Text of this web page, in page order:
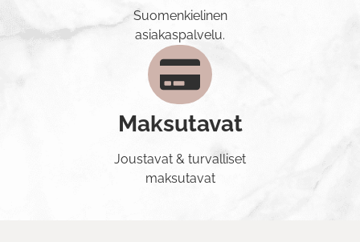
Suomenkielinen
asiakaspalvelu.
Maksutavat
Joustavat & turvalliset
maksutavat